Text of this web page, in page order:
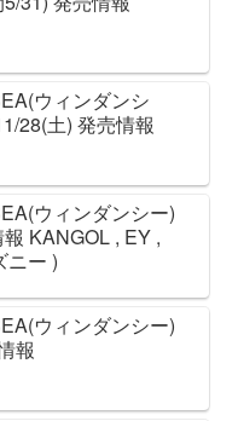
ウィンダンシ
28(土) 発売情報
ウィンダンシー)
KANGOL , EY ,
ニー )
ウィンダンシー)
報